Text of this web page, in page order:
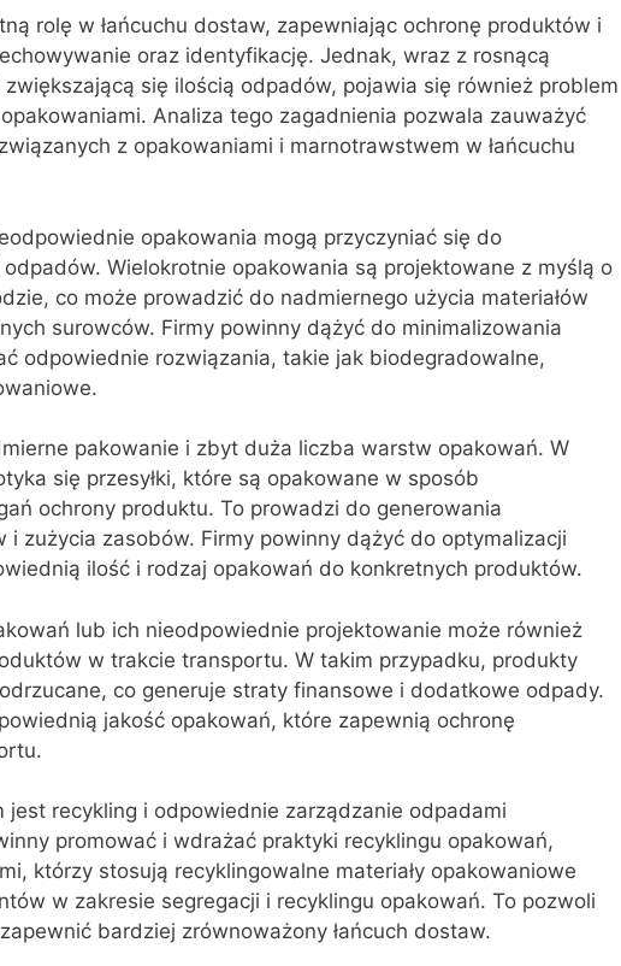
rolę w łańcuchu dostaw, zapewniając ochronę produktów i
oraz identyfikację. Jednak, wraz z rosnącą
się ilością odpadów, pojawia się również problem
Analiza tego zagadnienia pozwala zauważyć
z opakowaniami i marnotrawstwem w łańcuchu
opakowania mogą przyczyniać się do
Wielokrotnie opakowania są projektowane z myślą o
co może prowadzić do nadmiernego użycia materiałów
surowców. Firmy powinny dążyć do minimalizowania
odpowiednie rozwiązania, takie jak biodegradowalne,
pakowanie i zbyt duża liczba warstw opakowań. W
się przesyłki, które są opakowane w sposób
ochrony produktu. To prowadzi do generowania
i zużycia zasobów. Firmy powinny dążyć do optymalizacji
ilość i rodzaj opakowań do konkretnych produktów.
lub ich nieodpowiednie projektowanie może również
w trakcie transportu. W takim przypadku, produkty
co generuje straty finansowe i dodatkowe odpady.
jakość opakowań, które zapewnią ochronę
jest recykling i odpowiednie zarządzanie odpadami
promować i wdrażać praktyki recyklingu opakowań,
którzy stosują recyklingowalne materiały opakowaniowe
w zakresie segregacji i recyklingu opakowań. To pozwoli
bardziej zrównoważony łańcuch dostaw.